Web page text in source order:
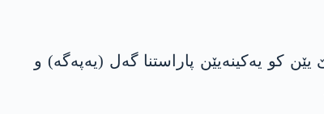
کو یەکینەیێن پاراستنا گەل (یه‌په‌گه‌) و